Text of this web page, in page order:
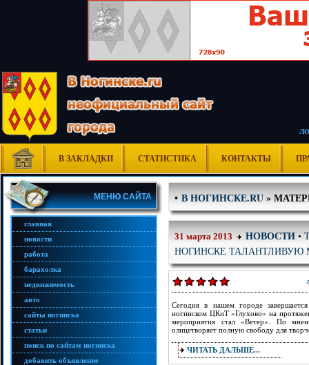
В ЗАКЛАДКИ СТАТИСТИКА КОНТАКТЫ
МЕНЮ САЙТА
главная
новости
работа
барахолка
недвижимость
авто
сайты ногинска
статьи
поиск по сайтам ногинска
добавить объявление
•В НОГИНСКЕ.RU»
31 марта 2013 НОВОСТИ •
НОГИНСКЕ ТАЛАНТЛИВУЮ
Сегодня в нашем городе
ногинском ЦКиТ «Глухово» на
мероприятия стал «Ветер». По
олицетворяет полную свободу для
ЧИТАТЬ ДАЛЬШЕ...